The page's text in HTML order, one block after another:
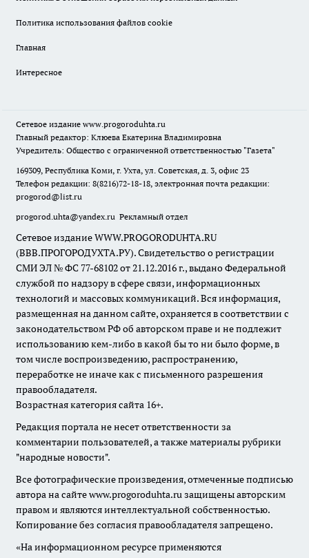
Политика использования файлов cookie
Главная
Интересное
Сетевое издание www.progoroduhta.ru
Главный редактор: Клюева Екатерина Владимировна
Учредитель: Общество с ограниченной ответственностью "Газета"
169309, Республика Коми, г. Ухта, ул. Советская, д. 3, офис 23
Телефон редакции: 8(8216)72-18-18, электронная почта редакции:
progorod@list.ru
progorod.uhta@yandex.ru Рекламный отдел
Сетевое издание WWW.PROGORODUHTA.RU
(ВВВ.ПРОГОРОДУХТА.РУ). Свидетельство о регистрации
СМИ ЭЛ № ФС 77-68102 от 21.12.2016 г., выдано Федеральной
службой по надзору в сфере связи, информационных
технологий и массовых коммуникаций. Вся информация,
размещенная на данном сайте, охраняется в соответствии с
законодательством РФ об авторском праве и не подлежит
использованию кем-либо в какой бы то ни было форме, в
том числе воспроизведению, распространению,
переработке не иначе как с письменного разрешения
правообладателя.
Возрастная категория сайта 16+.
Редакция портала не несет ответственности за
комментарии пользователей, а также материалы рубрики
"народные новости".
Все фотографические произведения, отмеченные подписью
автора на сайте www.progoroduhta.ru защищены авторским
правом и являются интеллектуальной собственностью.
Копирование без согласия правообладателя запрещено.
«На информационном ресурсе применяются